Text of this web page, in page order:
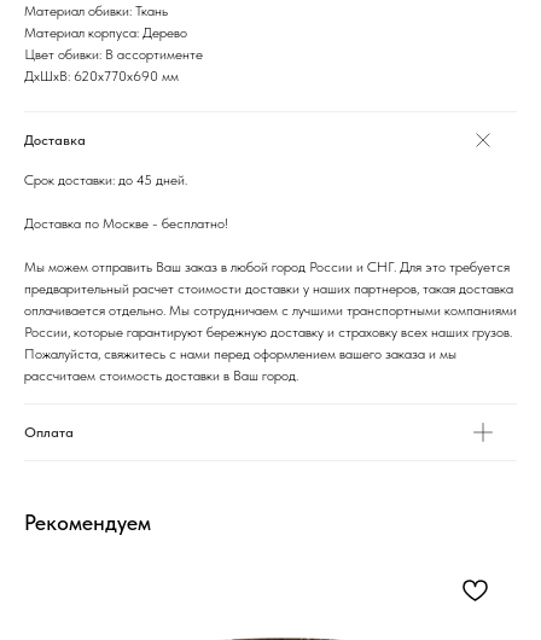
Материал обивки: Ткань
Материал корпуса: Дерево
Цвет обивки: В ассортименте
ДxШxВ: 620x770x690 мм
Доставка
Срок доставки: до 45 дней.
Доставка по Москве - бесплатно!
Мы можем отправить Ваш заказ в любой город России и СНГ. Для это требуется
предварительный расчет стоимости доставки у наших партнеров, такая доставка
оплачивается отдельно. Мы сотрудничаем с лучшими транспортными компаниями
России, которые гарантируют бережную доставку и страховку всех наших грузов.
Пожалуйста, свяжитесь с нами перед оформлением вашего заказа и мы
рассчитаем стоимость доставки в Ваш город.
Оплата
Рекомендуем